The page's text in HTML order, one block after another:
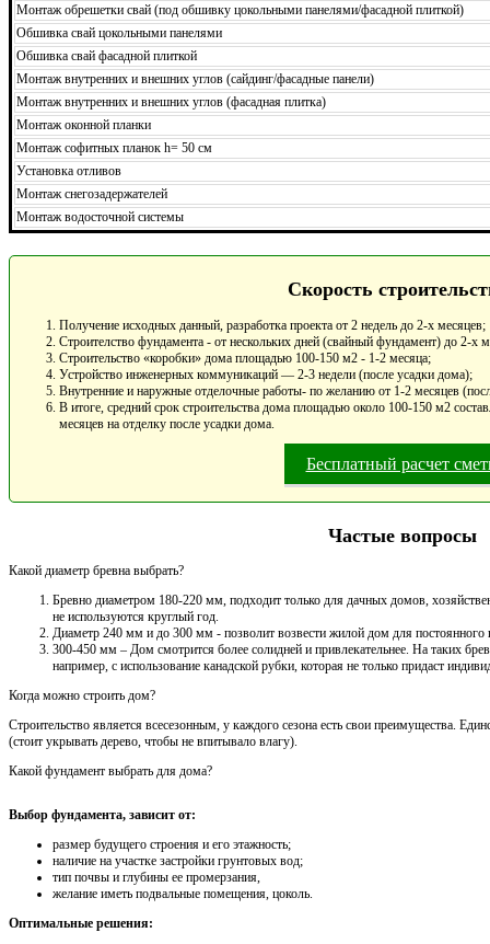
Монтаж обрешетки свай (под обшивку цокольными панелями/фасадной плиткой)
Обшивка свай цокольными панелями
Обшивка свай фасадной плиткой
Монтаж внутренних и внешних углов (сайдинг/фасадные панели)
Монтаж внутренних и внешних углов (фасадная плитка)
Монтаж оконной планки
Монтаж софитных планок h= 50 см
Установка отливов
Монтаж снегозадержателей
Монтаж водосточной системы
Скорость
Получение исходных данный, разработка проекта от 2 недель до 2-х месяцев;
Строителство фундамента - от нескольких дней (свайный фундамент) до 2-х
Строительство «коробки» дома площадью 100-150 м2 - 1-2 месяца;
Устройство инженерных коммуникаций — 2-3 недели (после усадки дома);
Внутренние и наружные отделочные работы- по желанию от 1-2 месяцев
В итоге, средний срок строительства дома площадью около 100-150 м2
месяцев на отделку после усадки дома.
Бесплатный расчет
Частые вопросы
Какой диаметр бревна выбрать?
Бревно диаметром 180-220 мм, подходит только для дачных домов,
не используются круглый год.
Диаметр 240 мм и до 300 мм - позволит возвести жилой дом для
300-450 мм – Дом смотрится более солидней и привлекательнее. На таких
например, с использование канадской рубки, которая не только придаст
Когда можно строить дом?
Строительство является всесезонным, у каждого сезона есть свои преимущества.
(стоит укрывать дерево, чтобы не впитывало влагу).
Какой фундамент выбрать для дома?
Выбор фундамента, зависит от:
размер будущего строения и его этажность;
наличие на участке застройки грунтовых вод;
тип почвы и глубины ее промерзания,
желание иметь подвальные помещения, цоколь.
Оптимальные решения: